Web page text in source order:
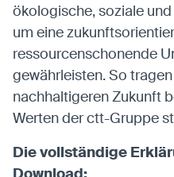
ökologische, soziale
um eine
ressourcenschonende
gewährleisten. So
nachhaltigeren Zukunft
Werten der ctt-Gruppe
Die vollständige